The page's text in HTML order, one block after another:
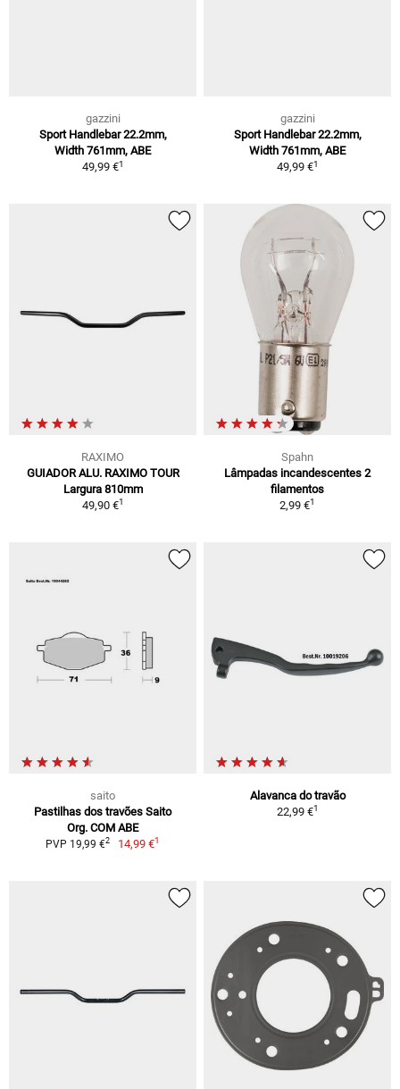
gazzini
Sport Handlebar 22.2mm,
Width 761mm, ABE
49,99 €1
gazzini
Sport Handlebar 22.2mm,
Width 761mm, ABE
49,99 €1
RAXIMO
GUIADOR ALU. RAXIMO TOUR
Largura 810mm
49,90 €1
Spahn
Lâmpadas incandescentes 2
filamentos
2,99 €1
saito
Pastilhas dos travões Saito
Org. COM ABE
PVP 19,99 €2 14,99 €1
Alavanca do travão
22,99 €1